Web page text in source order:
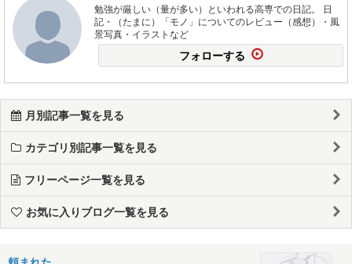
勉強が厳しい（量が多い）といわれる高専での日記。 日
記・（たまに）「モノ」についてのレビュー（感想）・風
景写真・イラストなど
フォローする
月別記事一覧を見る
カテゴリ別記事一覧を見る
フリーページ一覧を見る
お気に入りブログ一覧を見る